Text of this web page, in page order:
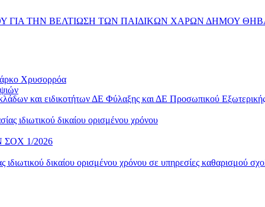
Χρυσορρόα
ΤΗΝ ΒΕΛΤΙΩΣΗ ΤΩΝ ΠΑΙΔΙΚΩΝ ΧΑΡΩΝ ΔΗΜΟΥ
και ειδικοτήτων ΔΕ Φύλαξης και ΔΕ Προσωπικού
ιδιωτικού δικαίου ορισμένου χρόνου
1/2026
δικαίου ορισμένου χρόνου σε υπηρεσίες καθαρισμού